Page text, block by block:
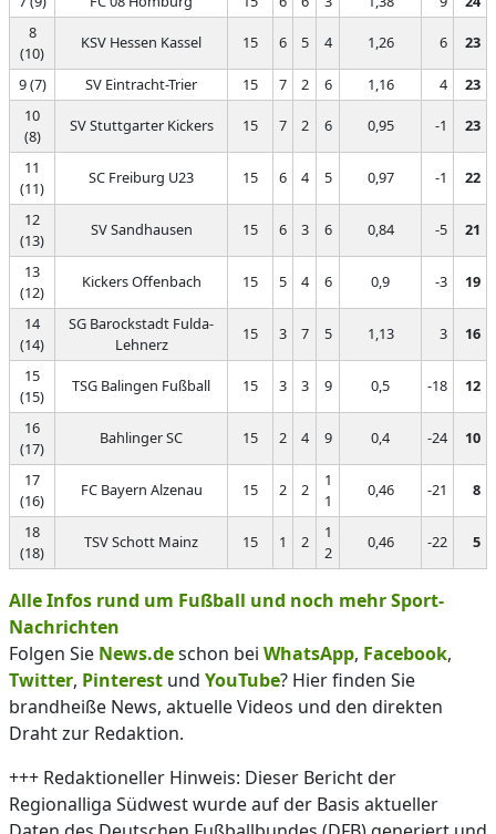
8
(10)
KSV Hessen Kassel 15 6 5 4 1,26 6 23
9 (7) SV Eintracht-Trier 15 7 2 6 1,16 4
23
10
(8)
SV Stuttgarter Kickers 15 7 2 6 0,95 -1 23
11
(11)
SC Freiburg U23 15 6 4 5 0,97 -1 22
12
(13)
SV Sandhausen 15 6 3 6 0,84 -5 21
13
(12)
Kickers Offenbach 15 5 4 6 0,9 -3 19
14
(14)
SG Barockstadt Fulda-
Lehnerz
15 3 7 5 1,13 3 16
15
(15)
TSG Balingen Fußball 15 3 3 9 0,5 -18 12
16
(17)
Bahlinger SC 15 2 4 9 0,4 -24 10
17
(16)
FC Bayern Alzenau 15 2 2
1
1
0,46 -21 8
18
(18)
TSV Schott Mainz 15 1 2
1
2
0,46 -22 5
Alle Infos rund um Fußball und noch mehr Sport-
Nachrichten
Folgen Sie News.deschon bei WhatsApp, Facebook,
Twitter, Pinterest und YouTube? Hier finden Sie
brandheiße News, aktuelle Videos und den direkten
Draht zur Redaktion.
+++ Redaktioneller Hinweis: Dieser Bericht der
Regionalliga Südwest wurde auf der Basis aktueller